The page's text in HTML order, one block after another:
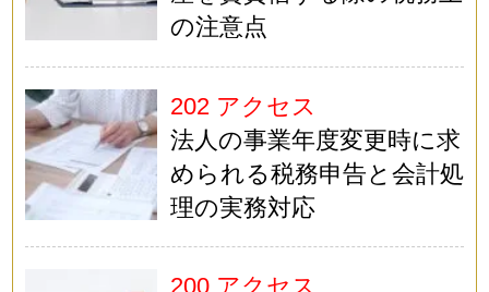
の注意点
202 アクセス
法人の事業年度変更時に求
められる税務申告と会計処
理の実務対応
200 アクセス